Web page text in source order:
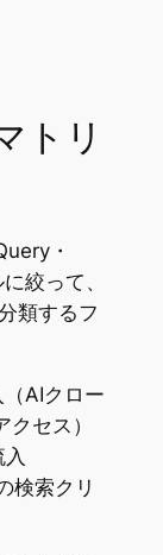
トリ
・
絞って、
類するフ
AIクロー
セス）
検索クリ